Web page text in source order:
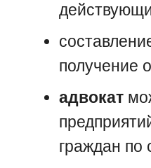
получение
адвокат
граждан по